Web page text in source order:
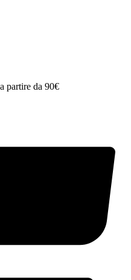
partire da 90€